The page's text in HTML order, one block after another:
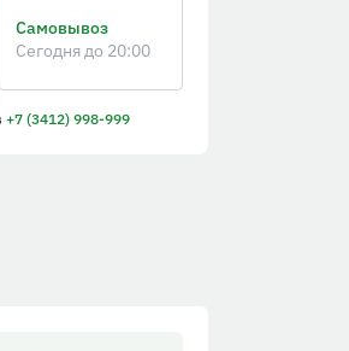
Самовывоз
Сегодня до 20:00
+7 (3412) 998-999